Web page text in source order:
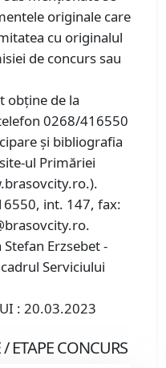
originale care
cu originalul
de concurs sau
obţine de la
0268/416550
şi bibliografia
ul Primăriei
int. 147, fax:
Erzsebet -
Serviciului
: 20.03.2023
ETAPE CONCURS